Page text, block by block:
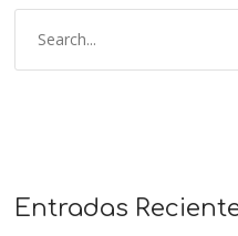
Entradas